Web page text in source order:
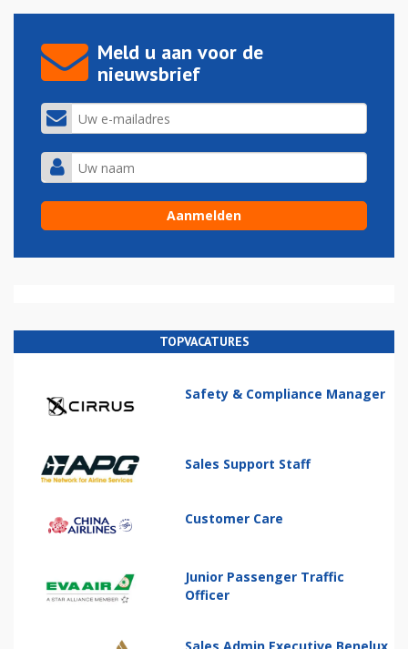
Meld u aan voor de
nieuwsbrief
TOPVACATURES
Safety & Compliance Manager
Sales Support Staff
Customer Care
Junior Passenger Traffic
Officer